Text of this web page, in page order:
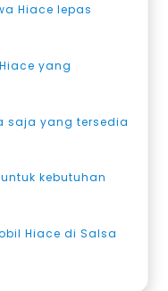
Hiace lepas
yang
saja yang tersedia
kebutuhan
Hiace di Salsa